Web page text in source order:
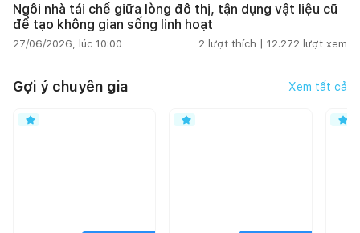
Ngôi nhà tái chế giữa lòng đô thị, tận dụng vật liệu cũ
để tạo không gian sống linh hoạt
27/06/2026, lúc 10:00 2 lượt thích | 12.272 lượt xem
Gợi ý chuyên gia Xem tất cả